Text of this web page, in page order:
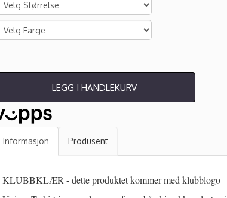
LEGG I HANDLEKURV
Informasjon Produsent
KLUBBKLÆR - dette produktet kommer med klubblogo